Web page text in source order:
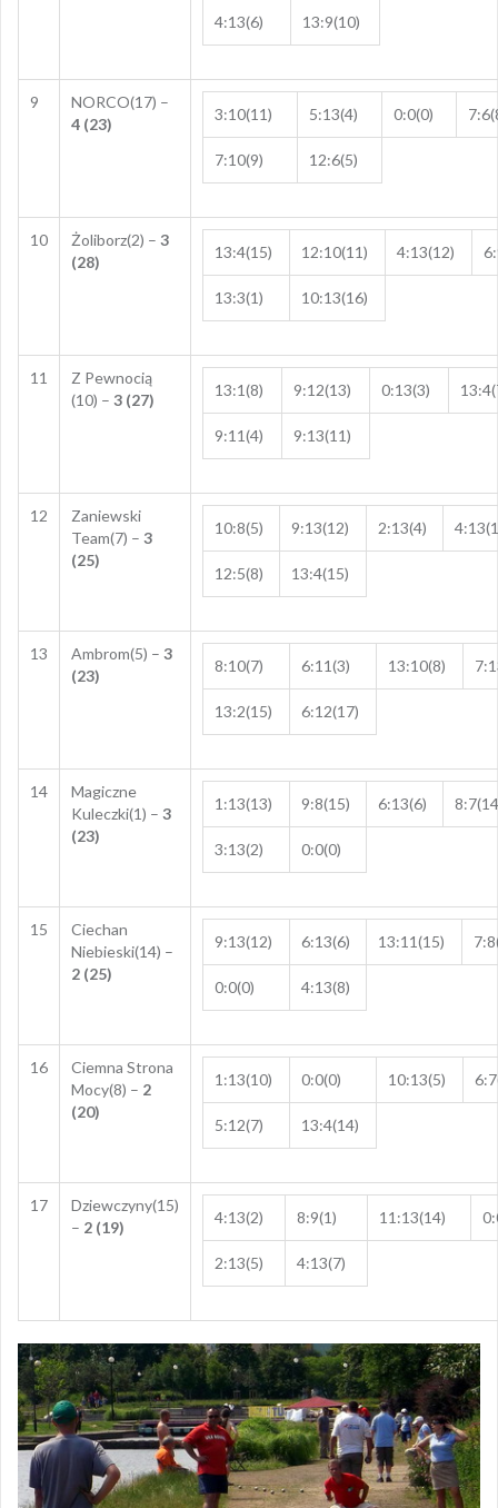
4:13(6) 13:9(10)
9
NORCO(17) –
4 (23)
3:10(11) 5:13(4) 0:0(0)
7:10(9) 12:6(5)
10 Żoliborz(2) – 3
(28)
13:4(15) 12:10(11) 4:13(12)
13:3(1) 10:13(16)
11
Z Pewnocią
(10) – 3 (27)
13:1(8) 9:12(13) 0:13(3)
9:11(4) 9:13(11)
12
Zaniewski
Team(7) – 3
(25)
10:8(5) 9:13(12) 2:13(4)
12:5(8) 13:4(15)
13 Ambrom(5) – 3
(23)
8:10(7) 6:11(3) 13:10(8)
13:2(15) 6:12(17)
14
Magiczne
Kuleczki(1) – 3
(23)
1:13(13) 9:8(15) 6:13(6)
3:13(2) 0:0(0)
15
Ciechan
Niebieski(14) –
2 (25)
9:13(12) 6:13(6) 13:11(15)
0:0(0) 4:13(8)
16
Ciemna Strona
Mocy(8) – 2
(20)
1:13(10) 0:0(0) 10:13(5)
5:12(7) 13:4(14)
17
Dziewczyny(15)
– 2 (19)
4:13(2) 8:9(1) 11:13(14)
2:13(5) 4:13(7)